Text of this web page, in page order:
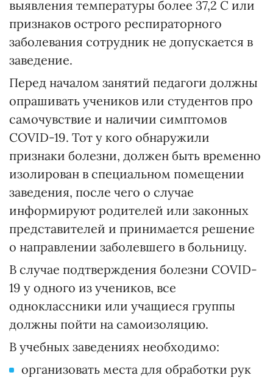
выявления температуры более 37,2 С или
признаков острого респираторного
заболевания сотрудник не допускается в
заведение.
Перед началом занятий педагоги должны
опрашивать учеников или студентов про
самочувствие и наличии симптомов
COVID-19. Тот у кого обнаружили
признаки болезни, должен быть временно
изолирован в специальном помещении
заведения, после чего о случае
информируют родителей или законных
представителей и принимается решение
о направлении заболевшего в больницу.
В случае подтверждения болезни COVID-
19 у одного из учеников, все
одноклассники или учащиеся группы
должны пойти на самоизоляцию.
В учебных заведениях необходимо:
организовать места для обработки рук